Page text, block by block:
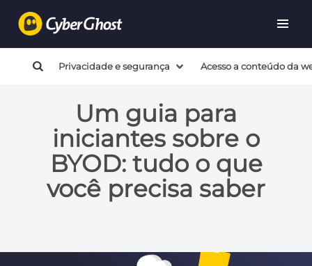
Privacidade e segurança Acesso a conteúdo da
Um guia para
iniciantes sobre o
BYOD: tudo o que
você precisa saber